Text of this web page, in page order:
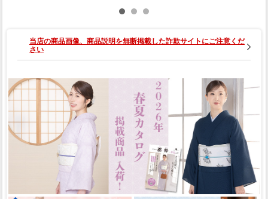
当店の商品画像、商品説明を無断掲載した詐欺サイトにご注意くだ
さい